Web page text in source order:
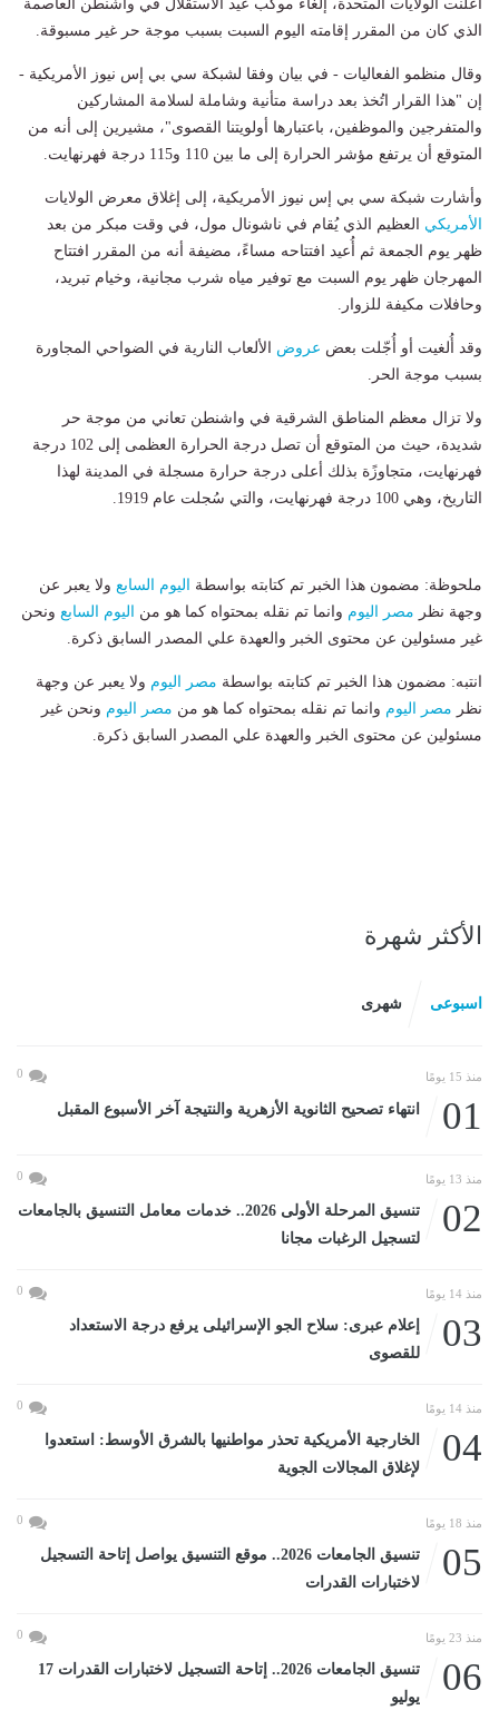
أعلنت الولايات المتحدة، إلغاء موكب عيد الاستقلال في واشنطن العاصمة
الذي كان من المقرر إقامته اليوم السبت بسبب موجة حر غير مسبوقة.
وقال منظمو الفعاليات - في بيان وفقا لشبكة سي بي إس نيوز الأمريكية -
إن "هذا القرار اتُخذ بعد دراسة متأنية وشاملة لسلامة المشاركين
والمتفرجين والموظفين، باعتبارها أولويتنا القصوى"، مشيرين إلى أنه من
المتوقع أن يرتفع مؤشر الحرارة إلى ما بين 110 و115 درجة فهرنهايت.
وأشارت شبكة سي بي إس نيوز الأمريكية، إلى إغلاق معرض الولايات
الأمريكي العظيم الذي يُقام في ناشونال مول، في وقت مبكر من بعد
ظهر يوم الجمعة ثم أُعيد افتتاحه مساءً، مضيفة أنه من المقرر افتتاح
المهرجان ظهر يوم السبت مع توفير مياه شرب مجانية، وخيام تبريد،
وحافلات مكيفة للزوار.
وقد أُلغيت أو أُجّلت بعض عروض الألعاب النارية في الضواحي المجاورة
بسبب موجة الحر.
ولا تزال معظم المناطق الشرقية في واشنطن تعاني من موجة حر
شديدة، حيث من المتوقع أن تصل درجة الحرارة العظمى إلى 102 درجة
فهرنهايت، متجاوزًة بذلك أعلى درجة حرارة مسجلة في المدينة لهذا
التاريخ، وهي 100 درجة فهرنهايت، والتي سُجلت عام 1919.
ملحوظة: مضمون هذا الخبر تم كتابته بواسطة اليوم السابع ولا يعبر عن
وجهة نظر مصر اليوم وانما تم نقله بمحتواه كما هو من اليوم السابع ونحن
غير مسئولين عن محتوى الخبر والعهدة علي المصدر السابق ذكرة.
انتبه: مضمون هذا الخبر تم كتابته بواسطة مصر اليوم ولا يعبر عن وجهة
نظر مصر اليوم وانما تم نقله بمحتواه كما هو من مصر اليوم ونحن غير
مسئولين عن محتوى الخبر والعهدة علي المصدر السابق ذكرة.
الأكثر شهرة
اسبوعى شهرى
منذ 15 يومًا 0
01 انتهاء تصحيح الثانوية الأزهرية والنتيجة آخر الأسبوع المقبل
منذ 13 يومًا 0
02
تنسيق المرحلة الأولى 2026.. خدمات معامل التنسيق بالجامعات
لتسجيل الرغبات مجانا
منذ 14 يومًا 0
03
إعلام عبرى: سلاح الجو الإسرائيلى يرفع درجة الاستعداد
للقصوى
منذ 14 يومًا 0
04
الخارجية الأمريكية تحذر مواطنيها بالشرق الأوسط: استعدوا
لإغلاق المجالات الجوية
منذ 18 يومًا 0
05
تنسيق الجامعات 2026.. موقع التنسيق يواصل إتاحة التسجيل
لاختبارات القدرات
منذ 23 يومًا 0
06
تنسيق الجامعات 2026.. إتاحة التسجيل لاختبارات القدرات 17
يوليو